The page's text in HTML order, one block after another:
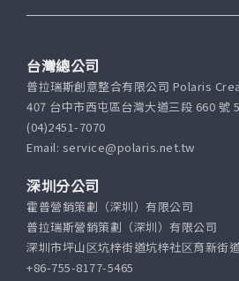
台灣總公司
普拉瑞斯創意整合有限公司 Polaris
407 台中市西屯區台灣大道三段 660 號
(04)2451-7070
Email: service@polaris.net.tw
深圳分公司
霍普營銷策劃（深圳）有限公司
普拉瑞斯營銷策劃（深圳）有限公司
深圳市坪山区坑梓街道坑梓社区育新街
+86-755-8177-5465